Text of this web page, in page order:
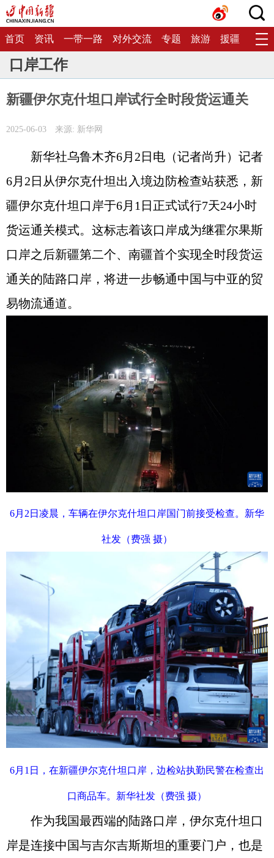
首页 资讯 一带一路 对外交流 专题 旅游 援疆 生态
口岸工作
新疆伊尔克什坦口岸试行全时段货运通关
2025-06-03 来源: 新华网
新华社乌鲁木齐6月2日电（记者尚升）记者
6月2日从伊尔克什坦出入境边防检查站获悉，新
疆伊尔克什坦口岸于6月1日正式试行7天24小时
货运通关模式。这标志着该口岸成为继霍尔果斯
口岸之后新疆第二个、南疆首个实现全时段货运
通关的陆路口岸，将进一步畅通中国与中亚的贸
易物流通道。
6月2日凌晨，车辆在伊尔克什坦口岸国门前接受检查。新华
社发（费强 摄）
6月1日，在新疆伊尔克什坦口岸，边检站执勤民警在检查出
口商品车。新华社发（费强 摄）
作为我国最西端的陆路口岸，伊尔克什坦口
岸是连接中国与吉尔吉斯斯坦的重要门户，也是